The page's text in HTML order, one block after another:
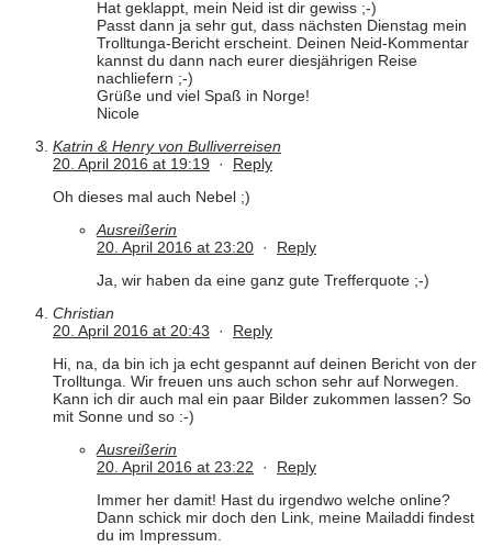
Hat geklappt, mein Neid ist dir gewiss ;-)
Passt dann ja sehr gut, dass nächsten Dienstag mein
Trolltunga-Bericht erscheint. Deinen Neid-Kommentar
kannst du dann nach eurer diesjährigen Reise
nachliefern ;-)
Grüße und viel Spaß in Norge!
Nicole
Katrin & Henry von Bulliverreisen
20. April 2016 at 19:19 · Reply
Oh dieses mal auch Nebel ;)
Ausreißerin
20. April 2016 at 23:20 · Reply
Ja, wir haben da eine ganz gute Trefferquote ;-)
Christian
20. April 2016 at 20:43 · Reply
Hi, na, da bin ich ja echt gespannt auf deinen Bericht von der
Trolltunga. Wir freuen uns auch schon sehr auf Norwegen.
Kann ich dir auch mal ein paar Bilder zukommen lassen? So
mit Sonne und so :-)
Ausreißerin
20. April 2016 at 23:22 · Reply
Immer her damit! Hast du irgendwo welche online?
Dann schick mir doch den Link, meine Mailaddi findest
du im Impressum.